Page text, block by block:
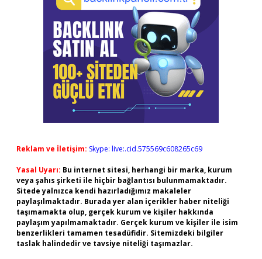
Reklam ve İletişim: Skype: live:.cid.575569c608265c69
Yasal Uyarı: Bu internet sitesi, herhangi bir marka, kurum
veya şahıs şirketi ile hiçbir bağlantısı bulunmamaktadır.
Sitede yalnızca kendi hazırladığımız makaleler
paylaşılmaktadır. Burada yer alan içerikler haber niteliği
taşımamakta olup, gerçek kurum ve kişiler hakkında
paylaşım yapılmamaktadır. Gerçek kurum ve kişiler ile isim
benzerlikleri tamamen tesadüfidir. Sitemizdeki bilgiler
taslak halindedir ve tavsiye niteliği taşımazlar.